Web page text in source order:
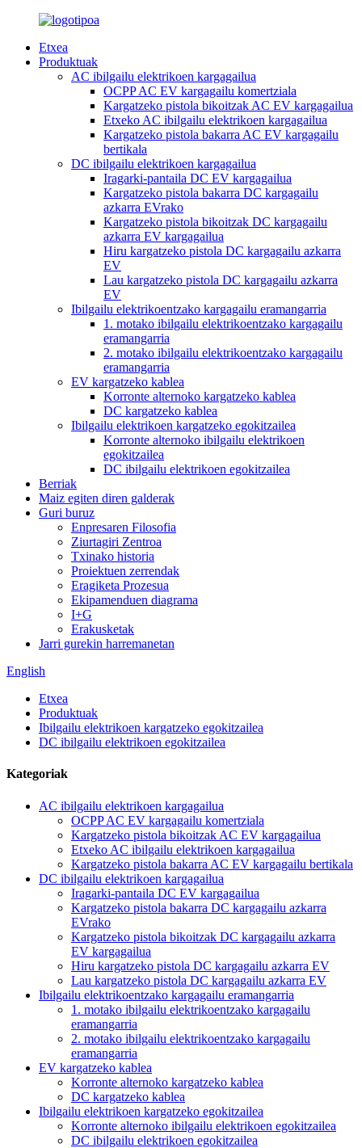
Etxea
Produktuak
AC ibilgailu elektrikoen kargagailua
OCPP AC EV kargagailu komertziala
Kargatzeko pistola bikoitzak AC EV kargagailua
Etxeko AC ibilgailu elektrikoen kargagailua
Kargatzeko pistola bakarra AC EV kargagailu
bertikala
DC ibilgailu elektrikoen kargagailua
Iragarki-pantaila DC EV kargagailua
Kargatzeko pistola bakarra DC kargagailu
azkarra EVrako
Kargatzeko pistola bikoitzak DC kargagailu
azkarra EV kargagailua
Hiru kargatzeko pistola DC kargagailu azkarra
EV
Lau kargatzeko pistola DC kargagailu azkarra
EV
Ibilgailu elektrikoentzako kargagailu eramangarria
1. motako ibilgailu elektrikoentzako kargagailu
eramangarria
2. motako ibilgailu elektrikoentzako kargagailu
eramangarria
EV kargatzeko kablea
Korronte alternoko kargatzeko kablea
DC kargatzeko kablea
Ibilgailu elektrikoen kargatzeko egokitzailea
Korronte alternoko ibilgailu elektrikoen
egokitzailea
DC ibilgailu elektrikoen egokitzailea
Berriak
Maiz egiten diren galderak
Guri buruz
Enpresaren Filosofia
Ziurtagiri Zentroa
Txinako historia
Proiektuen zerrendak
Eragiketa Prozesua
Ekipamenduen diagrama
I+G
Erakusketak
Jarri gurekin harremanetan
English
Etxea
Produktuak
Ibilgailu elektrikoen kargatzeko egokitzailea
DC ibilgailu elektrikoen egokitzailea
Kategoriak
AC ibilgailu elektrikoen kargagailua
OCPP AC EV kargagailu komertziala
Kargatzeko pistola bikoitzak AC EV kargagailua
Etxeko AC ibilgailu elektrikoen kargagailua
Kargatzeko pistola bakarra AC EV kargagailu bertikala
DC ibilgailu elektrikoen kargagailua
Iragarki-pantaila DC EV kargagailua
Kargatzeko pistola bakarra DC kargagailu azkarra
EVrako
Kargatzeko pistola bikoitzak DC kargagailu azkarra
EV kargagailua
Hiru kargatzeko pistola DC kargagailu azkarra EV
Lau kargatzeko pistola DC kargagailu azkarra EV
Ibilgailu elektrikoentzako kargagailu eramangarria
1. motako ibilgailu elektrikoentzako kargagailu
eramangarria
2. motako ibilgailu elektrikoentzako kargagailu
eramangarria
EV kargatzeko kablea
Korronte alternoko kargatzeko kablea
DC kargatzeko kablea
Ibilgailu elektrikoen kargatzeko egokitzailea
Korronte alternoko ibilgailu elektrikoen egokitzailea
DC ibilgailu elektrikoen egokitzailea